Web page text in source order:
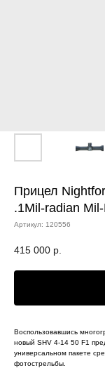
Прицел
.1Mil-radian
Артикул: 120556
415 000 р.
Воспользовавшись
новый SHV 4-14 50 F1
универсальном пакете
фотострельбы.